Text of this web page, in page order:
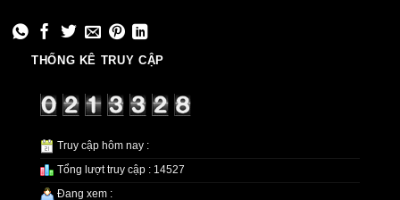
THỐNG KÊ TRUY CẬP
Truy cập hôm nay :
Tổng lượt truy cập : 14527
Đang xem :